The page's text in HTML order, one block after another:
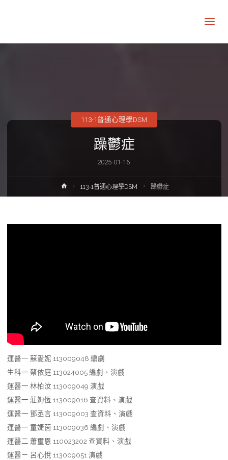
躁鬱症
2025-01-16
113-1普通心理學DSM
Home113-1普通心理學DSM 躁鬱症
運醫一 蘇愛妮 113009048 編劇
生科一 蔡依庭 113024005 編劇、演戲
運醫一 林柏汝 113009049 演戲
運醫一 莊姁恆 113009016 查資料、演戲
運醫一 鄧丞言 113009003 查資料、演戲
運醫一 童婕茵 113009036 編劇、演戲
運醫二 蕭璽恩 110023202 查資料、演戲
運醫ㄧ 呂心悅 113009051 演戲